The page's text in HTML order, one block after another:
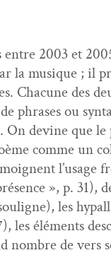
entre 2003 et
la musique ; il
Cha­cune des
phras­es ou
On devine que
comme un
l’usage
», p. 31),
les
les élé­ments
nom­bre de vers